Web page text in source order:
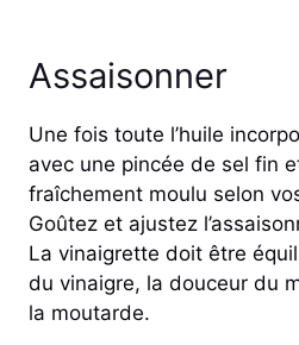
Assaisonner
Une fois toute l’huile
avec une pincée de sel fin
fraîchement moulu selon
Goûtez et ajustez
La vinaigrette doit être
du vinaigre, la douceur du
la moutarde.